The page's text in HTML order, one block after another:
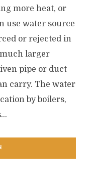
more heat, or
use water source
or rejected in
larger
pipe or duct
carry. The water
by boilers,